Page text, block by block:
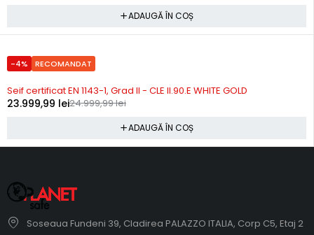
ADAUGĂ ÎN COȘ
-4% RECOMANDAT
Precomanda
Seif certificat EN 1143-1, Grad II - CLE II.90.E WHITE GOLD
24.999,99lei
23.999,99 lei
ADAUGĂ ÎN COȘ
Soseaua Fundeni 39, Cladirea PALAZZO ITALIA, Corp C5, Etaj 2